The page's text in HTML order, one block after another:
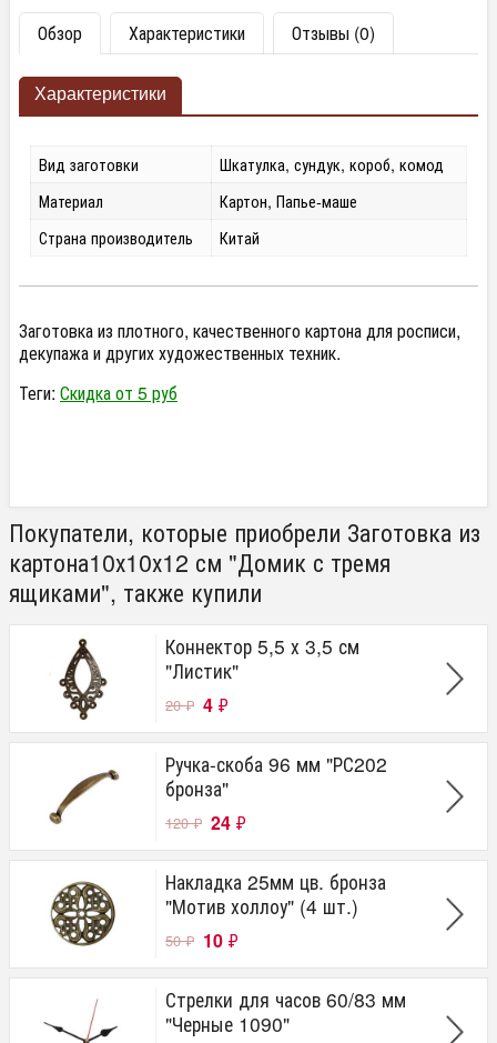
Обзор Характеристики Отзывы (0)
Характеристики
Вид заготовки
Шкатулка, сундук, короб, комод
Материал
Картон, Папье-маше
Страна производитель
Китай
Заготовка из плотного, качественного картона для росписи,
декупажа и других художественных техник.
Теги: Скидка от 5 руб
Покупатели, которые приобрели Заготовка из
картона10х10х12 см "Домик с тремя
ящиками", также купили
Коннектор 5,5 х 3,5 см
"Листик"
20₽ 4 ₽
Ручка-скоба 96 мм "РС202
бронза"
120₽ 24 ₽
Накладка 25мм цв. бронза
"Мотив холлоу" (4 шт.)
50₽ 10 ₽
Стрелки для часов 60/83 мм
"Черные 1090"